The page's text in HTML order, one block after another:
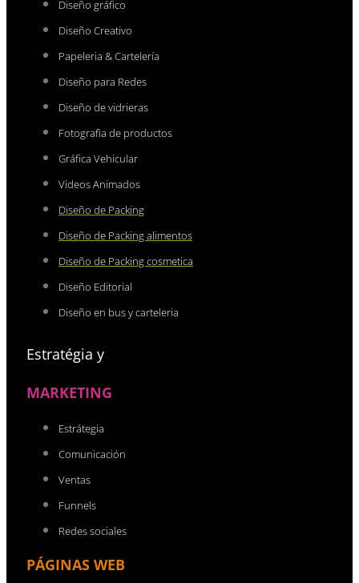
Diseño gráfico
Diseño Creativo
Papeleria & Cartelería
Diseño para Redes
Diseño de vidrieras
Fotografìa de productos
Gráfica Vehicular
Videos Animados
Diseño de Packing
Diseño de Packing alimentos
Diseño de Packing cosmetica
Diseño Editorial
Diseño en bus y carteleria
Estratégia y
MARKETING
Estrátegia
Comunicación
Ventas
Funnels
Redes sociales
PÁGINAS WEB